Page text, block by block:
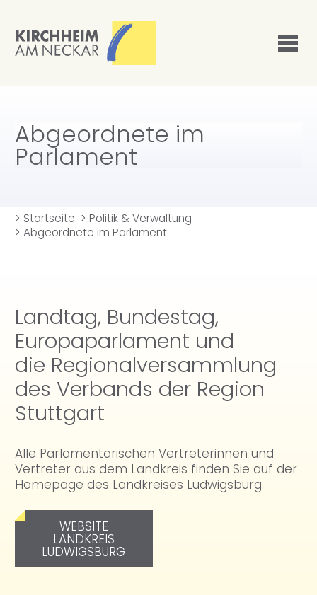
Abgeordnete im
Parlament
> Startseite > Politik & Verwaltung
> Abgeordnete im Parlament
Landtag, Bundestag,
Europaparlament und
die Regionalversammlung
des Verbands der Region
Stuttgart
Alle Parlamentarischen Vertreterinnen und
Vertreter aus dem Landkreis finden Sie auf der
Homepage des Landkreises Ludwigsburg.
WEBSITE
LANDKREIS
LUDWIGSBURG